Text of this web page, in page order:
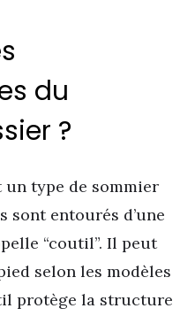
du
?
un type de sommier
sont entourés d’une
“coutil”. Il peut
selon les modèles
protège la structure